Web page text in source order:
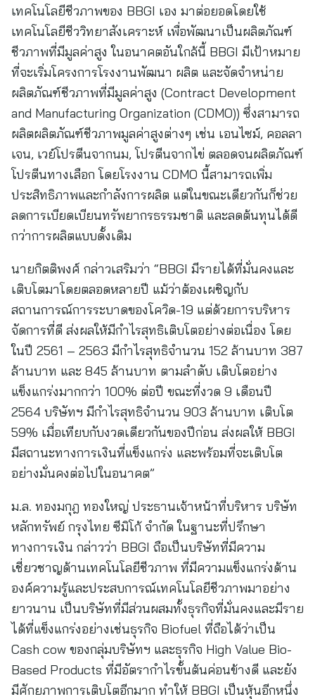
เทคโนโลยีชีวภาพของ BBGI เอง มาต่อยอดโดยใช้
เทคโนโลยีชีววิทยาสังเคราะห์ เพื่อพัฒนาเป็นผลิตภัณฑ์
ชีวภาพที่มีมูลค่าสูง ในอนาคตอันใกล้นี้ BBGI มีเป้าหมาย
ที่จะเริ่มโครงการโรงงานพัฒนา ผลิต และจัดจำหน่าย
ผลิตภัณฑ์ชีวภาพที่มีมูลค่าสูง (Contract Development
and Manufacturing Organization (CDMO)) ซึ่งสามารถ
ผลิตผลิตภัณฑ์ชีวภาพมูลค่าสูงต่างๆ เช่น เอนไซม์, คอลลา
เจน, เวย์โปรตีนจากนม, โปรตีนจากไข่ ตลอดจนผลิตภัณฑ์
โปรตีนทางเลือก โดยโรงงาน CDMO นี้สามารถเพิ่ม
ประสิทธิภาพและกำลังการผลิต แต่ในขณะเดียวกันก็ช่วย
ลดการเบียดเบียนทรัพยากรธรรมชาติ และลดต้นทุนได้ดี
กว่าการผลิตแบบดั้งเดิม
นายกิตติพงศ์ กล่าวเสริมว่า “BBGI มีรายได้ที่มั่นคงและ
เติบโตมาโดยตลอดหลายปี แม้ว่าต้องเผชิญกับ
สถานการณ์การระบาดของโควิด-19 แต่ด้วยการบริหาร
จัดการที่ดี ส่งผลให้มีกำไรสุทธิเติบโตอย่างต่อเนื่อง โดย
ในปี 2561 – 2563 มีกำไรสุทธิจำนวน 152 ล้านบาท 387
ล้านบาท และ 845 ล้านบาท ตามลำดับ เติบโตอย่าง
แข็งแกร่งมากกว่า 100% ต่อปี ขณะที่งวด 9 เดือนปี
2564 บริษัทฯ มีกำไรสุทธิจำนวน 903 ล้านบาท เติบโต
59% เมื่อเทียบกับงวดเดียวกันของปีก่อน ส่งผลให้ BBGI
มีสถานะทางการเงินที่แข็งแกร่ง และพร้อมที่จะเติบโต
อย่างมั่นคงต่อไปในอนาคต”
ม.ล. ทองมกุฎ ทองใหญ่ ประธานเจ้าหน้าที่บริหาร บริษัท
หลักทรัพย์ กรุงไทย ซีมิโก้ จำกัด ในฐานะที่ปรึกษา
ทางการเงิน กล่าวว่า BBGI ถือเป็นบริษัทที่มีความ
เชี่ยวชาญด้านเทคโนโลยีชีวภาพ ที่มีความแข็งแกร่งด้าน
องค์ความรู้และประสบการณ์เทคโนโลยีชีวภาพมาอย่าง
ยาวนาน เป็นบริษัทที่มีส่วนผสมทั้งธุรกิจที่มั่นคงและมีราย
ได้ที่แข็งแกร่งอย่างเช่นธุรกิจ Biofuel ที่ถือได้ว่าเป็น
Cash cow ของกลุ่มบริษัทฯ และธุรกิจ High Value Bio-
Based Products ที่มีอัตรากำไรขั้นต้นค่อนข้างดี และยัง
มีศักยภาพการเติบโตอีกมาก ทำให้ BBGI เป็นหุ้นอีกหนึ่ง